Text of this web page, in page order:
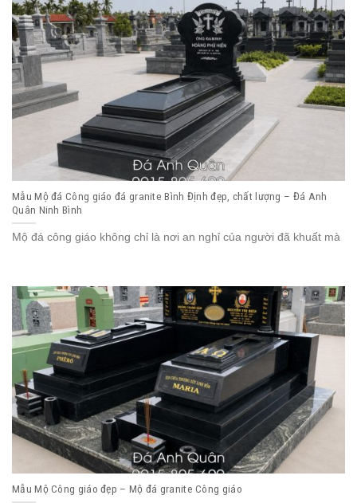
Mẫu Mộ đá Công giáo đá granite Bình Định đẹp, chất lượng – Đá Anh
Quân Ninh Bình
Mộ đá công giáo không chỉ là nơi an nghỉ của người đã khuất mà
Mẫu Mộ Công giáo đẹp – Mộ đá granite Công giáo